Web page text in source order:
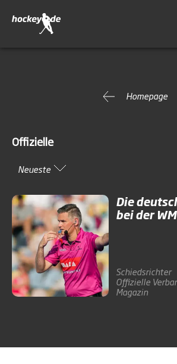
Homepage
Offizielle
Neueste
Die
bei der
Schiedsrichter
Offizielle
Magazin